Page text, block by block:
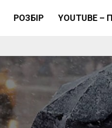
РОЗБІР YOUTUBE